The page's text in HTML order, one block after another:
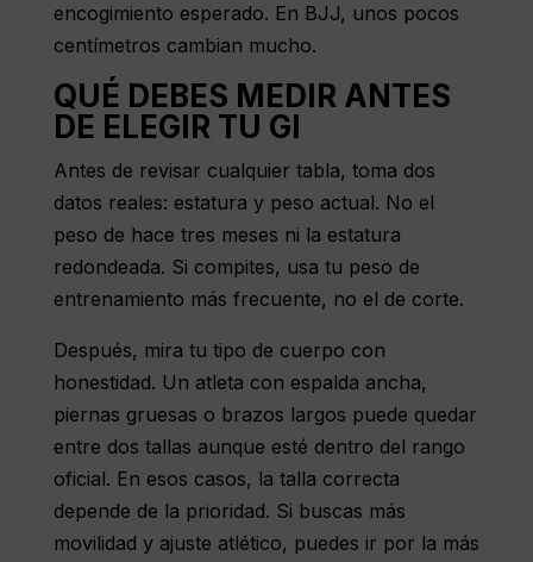
encogimiento esperado. En BJJ, unos pocos
centímetros cambian mucho.
QUÉ DEBES MEDIR ANTES
DE ELEGIR TU GI
Antes de revisar cualquier tabla, toma dos
datos reales: estatura y peso actual. No el
peso de hace tres meses ni la estatura
redondeada. Si compites, usa tu peso de
entrenamiento más frecuente, no el de corte.
Después, mira tu tipo de cuerpo con
honestidad. Un atleta con espalda ancha,
piernas gruesas o brazos largos puede quedar
entre dos tallas aunque esté dentro del rango
oficial. En esos casos, la talla correcta
depende de la prioridad. Si buscas más
movilidad y ajuste atlético, puedes ir por la más